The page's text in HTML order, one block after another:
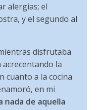
alergias; el
y el segundo al
disfrutaba
acrecentando la
cuanto a la cocina
en mi
nada de aquella